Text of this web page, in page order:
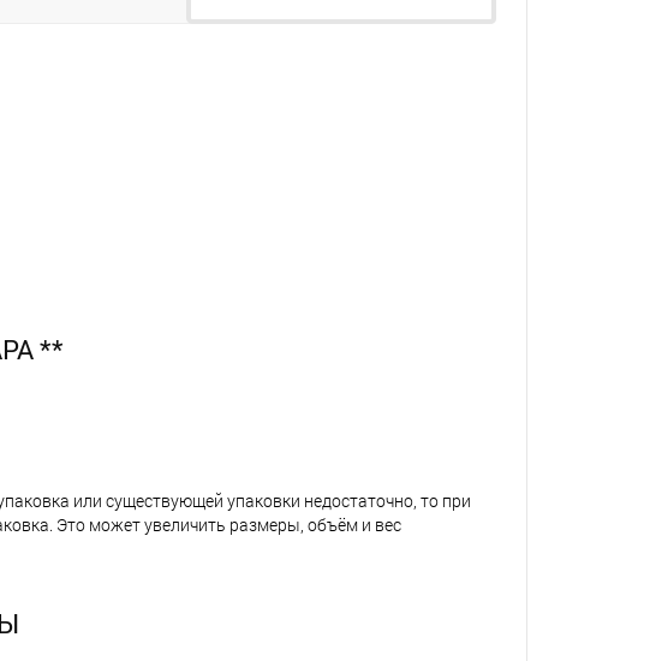
**
или существующей упаковки недостаточно, то при
Это может увеличить размеры, объём и вес